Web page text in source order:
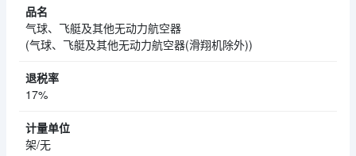
气球、飞艇及其他无动力航空器
(气球、飞艇及其他无动力航空器(滑翔机除外))
17%
架/无